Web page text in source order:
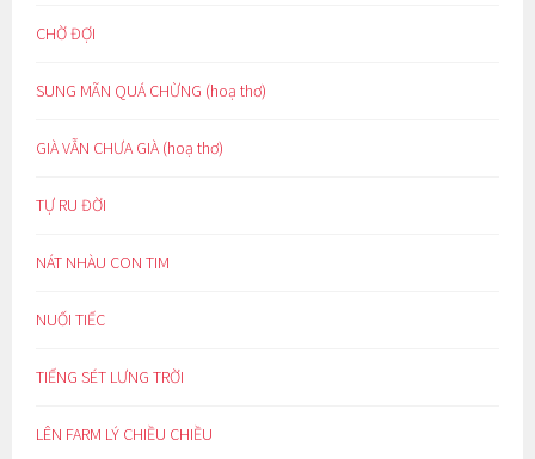
CHỜ ĐỢI
SUNG MÃN QUÁ CHỪNG (hoạ thơ)
GIÀ VẪN CHƯA GIÀ (hoạ thơ)
TỰ RU ĐỜI
NÁT NHÀU CON TIM
NUỐI TIẾC
TIẾNG SÉT LƯNG TRỜI
LÊN FARM LÝ CHIỀU CHIỀU